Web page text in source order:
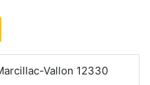
Vallon 12330